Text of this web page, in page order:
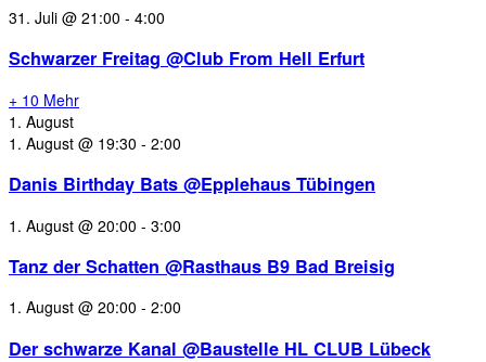
31. Juli @ 21:00 - 4:00
Schwarzer Freitag @Club From Hell Erfurt
+ 10 Mehr
1. August
1. August @ 19:30 - 2:00
Danis Birthday Bats @Epplehaus Tübingen
1. August @ 20:00 - 3:00
Tanz der Schatten @Rasthaus B9 Bad Breisig
1. August @ 20:00 - 2:00
Der schwarze Kanal @Baustelle HL CLUB Lübeck